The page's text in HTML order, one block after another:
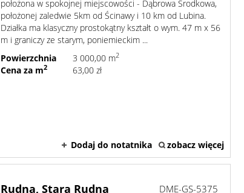
położona w spokojnej miejscowości - Dąbrowa Środkowa,
położonej zaledwie 5km od Ścinawy i 10 km od Lubina.
Działka ma klasyczny prostokątny kształt o wym. 47 m x 56
m i graniczy ze starym, poniemieckim ...
Powierzchnia
3 000,00 m2
Cena za m2 63,00 zł
Dodaj do notatnika zobacz więcej
Rudna, Stara Rudna DME-GS-5375